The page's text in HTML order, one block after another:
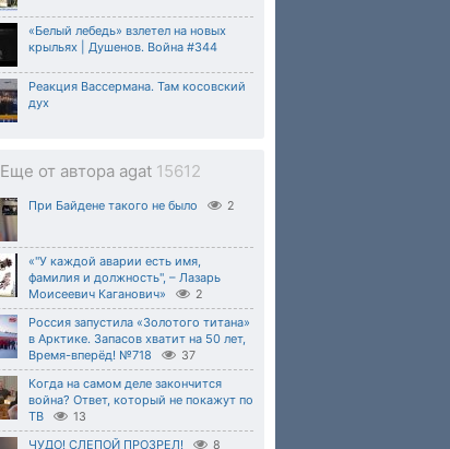
«Белый лебедь» взлетел на новых
крыльях | Душенов. Война #344
Реакция Вассермана. Там косовский
дух
Еще от автора agat 15612
При Байдене такого не было 2
«"У каждой аварии есть имя,
фамилия и должность", – Лазарь
Моисеевич Каганович»
2
Россия запустила «Золотого титана»
в Арктике. Запасов хватит на 50 лет,
Время-вперёд! №718
37
Когда на самом деле закончится
война? Ответ, который не покажут по
ТВ
13
ЧУДО! СЛЕПОЙ ПРОЗРЕЛ! 8